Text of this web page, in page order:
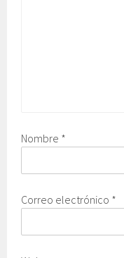
Nombre *
Correo electrónico *